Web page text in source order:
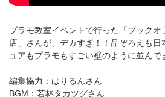
プラモ教室イベントで行った「ブックオ
店」さんが、デカすぎ！！品ぞろえも
ュアもプラモもすごい壁のように並んで
編集協力：はりるんさん
BGM：若林タカツグさん